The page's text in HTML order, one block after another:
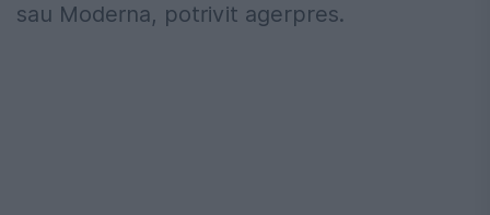
sau Moderna, potrivit agerpres.